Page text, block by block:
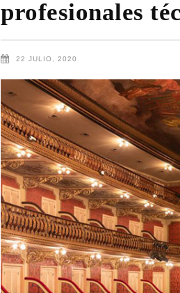
profesionales
22 JULIO, 2020